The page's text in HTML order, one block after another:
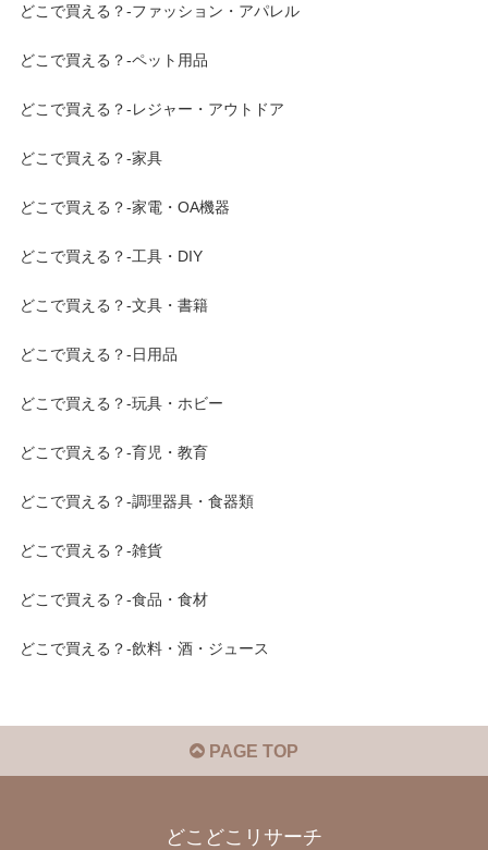
どこで買える？-ファッション・アパレル
どこで買える？-ペット用品
どこで買える？-レジャー・アウトドア
どこで買える？-家具
どこで買える？-家電・OA機器
どこで買える？-工具・DIY
どこで買える？-文具・書籍
どこで買える？-日用品
どこで買える？-玩具・ホビー
どこで買える？-育児・教育
どこで買える？-調理器具・食器類
どこで買える？-雑貨
どこで買える？-食品・食材
どこで買える？-飲料・酒・ジュース
PAGE TOP
どこどこリサーチ